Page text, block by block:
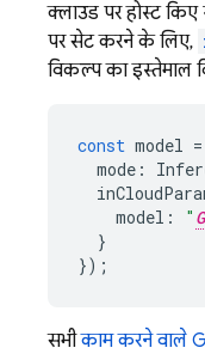
क्लाउड पर होस्ट
पर सेट करने के लिए,
विकल्प का इस्तेमाल
const model =
mode :
model : "
}
});
सभीकाम करने वाले